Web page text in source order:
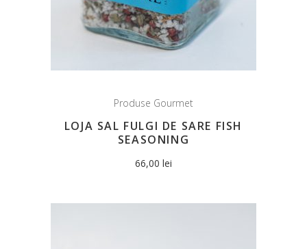
Produse Gourmet
LOJA SAL FULGI DE SARE FISH
SEASONING
66,00 lei